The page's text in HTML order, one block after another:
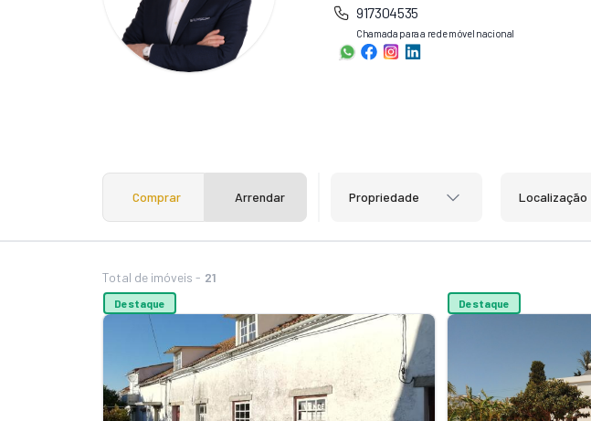
917304535
Chamada para a rede móvel nacional
Comprar Arrendar Propriedade Localização
Total de imóveis - 21
Destaque Destaque